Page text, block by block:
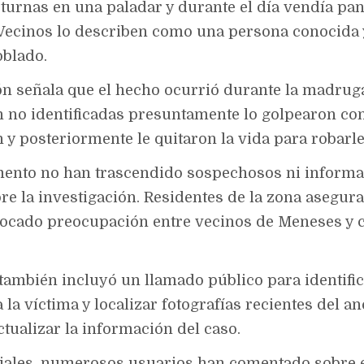
en una paladar y durante el día vendía
lo describen como una persona conocida
señala que el hecho ocurrió durante la
no identificadas presuntamente lo golpearon
y posteriormente le quitaron la vida para
no han trascendido sospechosos ni
la investigación. Residentes de la zona
preocupación entre vecinos de Meneses y
incluyó un llamado público para
la víctima y localizar fotografías recientes del
la información del caso.